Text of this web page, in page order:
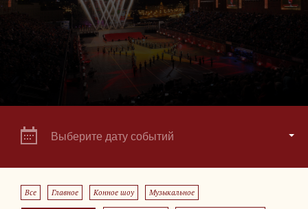
Выберите дату событий
Все Главное Конное шоу Музыкальное